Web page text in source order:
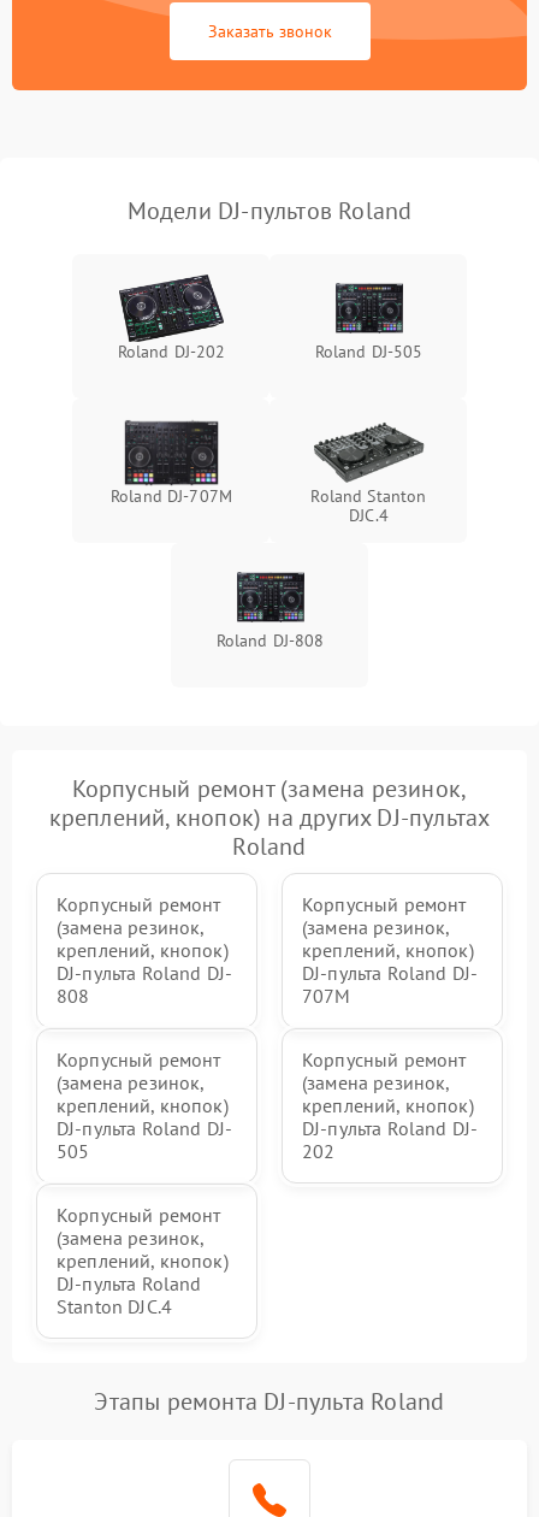
1000 ₽
Неисправность системы
перенапряжения
Подробнее →
защиты от замыкания
Подробнее →
Повреждение системы
1000 ₽ Подробнее →
1000 ₽
Поломка системы защиты
Заказать звонок
Модели DJ-пультов Roland
Roland DJ-202 Roland DJ-505
Roland DJ-707M
Roland Stanton
DJC.4
Roland DJ-808
Корпусный ремонт (замена резинок,
креплений, кнопок) на других DJ-пультах
Roland
Корпусный ремонт
(замена резинок,
креплений, кнопок)
DJ-пульта Roland DJ-
808
Корпусный ремонт
(замена резинок,
креплений, кнопок)
DJ-пульта Roland DJ-
707M
Корпусный ремонт
(замена резинок,
креплений, кнопок)
DJ-пульта Roland DJ-
505
Корпусный ремонт
(замена резинок,
креплений, кнопок)
DJ-пульта Roland DJ-
202
Корпусный ремонт
(замена резинок,
креплений, кнопок)
DJ-пульта Roland
Stanton DJC.4
Этапы ремонта DJ-пульта Roland